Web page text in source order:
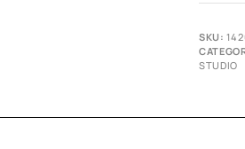
SKU:
STUDIO